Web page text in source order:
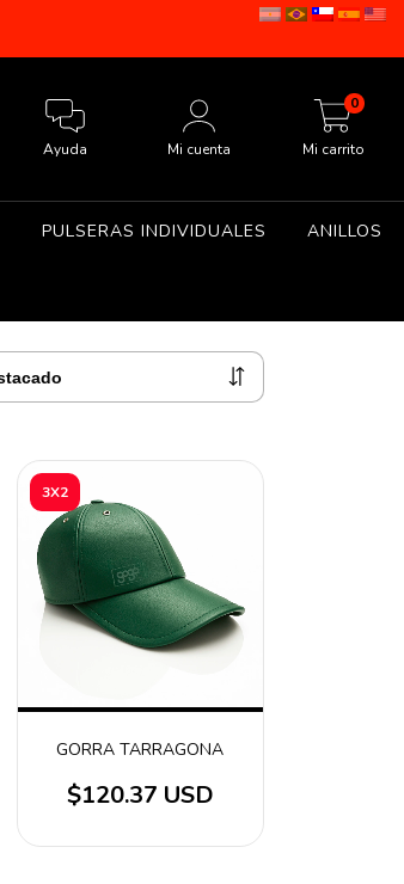
Ayuda Mi cuenta Mi carrito
0
PULSERAS INDIVIDUALES ANILLOS
3X2
GORRA TARRAGONA
$120.37 USD